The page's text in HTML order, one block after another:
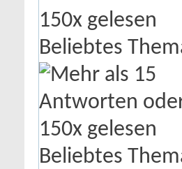
Beliebtes
Beliebtes